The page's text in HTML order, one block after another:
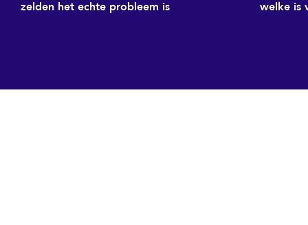
zelden het echte probleem is
welke is